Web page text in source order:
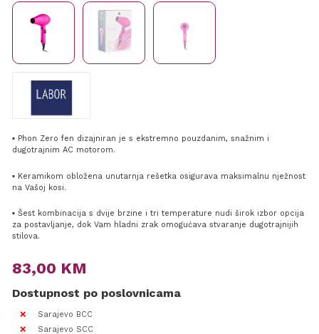
▪ Phon Zero fen dizajniran je s ekstremno pouzdanim, snažnim i
dugotrajnim AC motorom.
▪ Keramikom obložena unutarnja rešetka osigurava maksimalnu nježnost
na Vašoj kosi.
▪ Šest kombinacija s dvije brzine i tri temperature nudi širok izbor opcija
za postavljanje, dok Vam hladni zrak omogućava stvaranje dugotrajnijih
stilova.
83,00 KM
Dostupnost po poslovnicama
Sarajevo BCC
Sarajevo SCC